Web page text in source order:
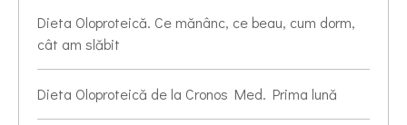
Dieta Oloproteică. Ce mănânc, ce beau, cum dorm,
cât am slăbit
Dieta Oloproteică de la Cronos Med. Prima lună